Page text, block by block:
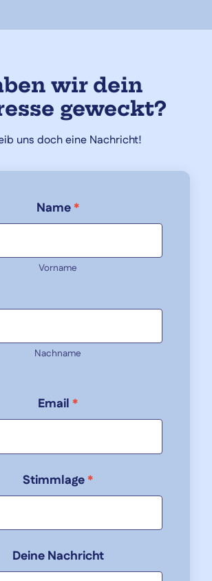
wir dein
geweckt?
uns doch eine Nachricht!
Name*
Vorname
Nachname
Email *
Stimmlage*
Deine Nachricht